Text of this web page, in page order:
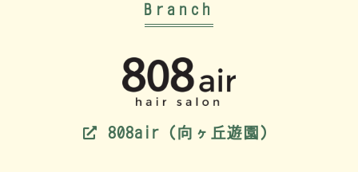
Branch
808air（向ヶ丘遊園）